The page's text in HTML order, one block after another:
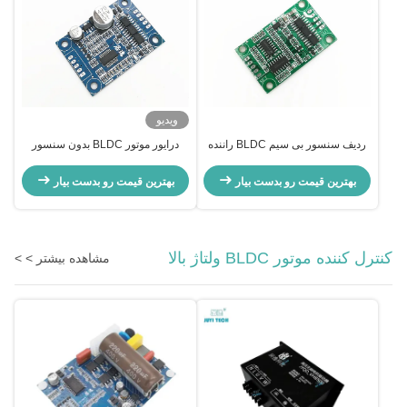
ردیف سنسور بی سیم BLDC راننده
pulse Bare Board
بهترین قیمت رو بدست بیار
ویدیو
درایور موتور BLDC بدون سنسور
بهترین قیمت رو بدست بیار
کنترل کننده موتور BLDC ولتاژ بالا مشاهده بیشتر > >